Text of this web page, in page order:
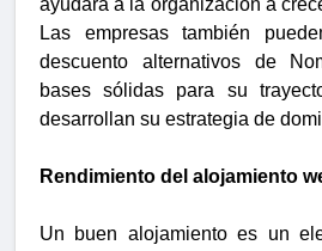
ayudará a la organización a
Las empresas también
descuento alternativos de
bases sólidas para su
desarrollan su estrategia de
Rendimiento del alojamiento
Un buen alojamiento es un